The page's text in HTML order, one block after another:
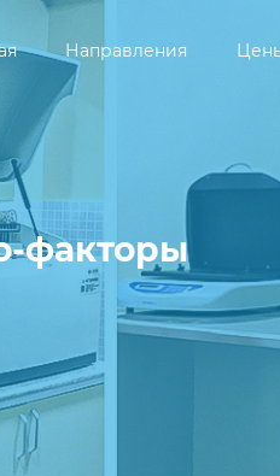
Направления
факторы